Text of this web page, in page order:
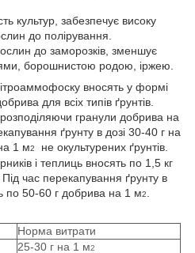
забезпечує високу
до полірування.
до заморозків, зменшує
борошнистою родою, іржею.
вносять у формі
для всіх типів ґрунтів.
гранули добрива на
ґрунту в дозі 30-40 г на
1 м2
не окультурених ґрунтів.
і теплиць вносять по 1,5 кг
час перекапування ґрунту в
по 50-60 г добрива на 1 м2
Норма витрати
25-30 г на 1 м2